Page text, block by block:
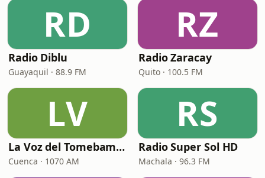
RD
Radio Diblu
Guayaquil · 88.9 FM
RZ
Radio Zaracay
Quito · 100.5 FM
LV
La Voz del Tomebamba
Cuenca · 1070 AM
RS
Radio Super Sol HD
Machala · 96.3 FM